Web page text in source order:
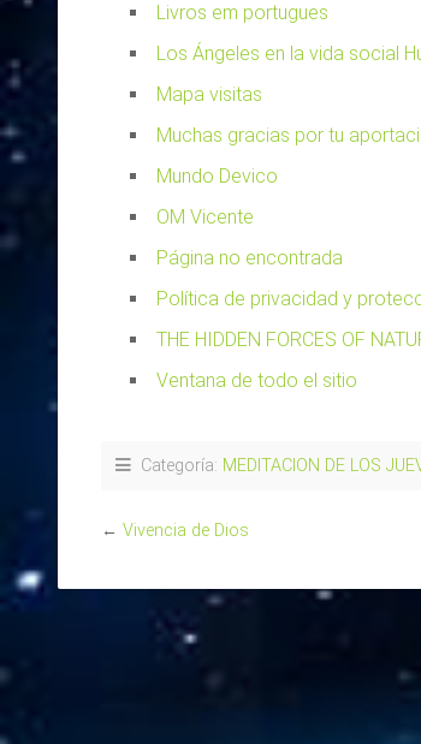
Livros em portugues
Los Ángeles en la vida social
Mapa visitas
Muchas gracias por tu
Mundo Devico
OM Vicente
Página no encontrada
Política de privacidad y
THE HIDDEN FORCES OF
Ventana de todo el sitio
Categoría: MEDITACION DE LOS
← Vivencia de Dios